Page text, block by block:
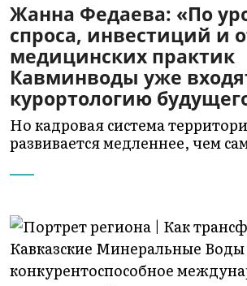
Жанна Федаева: «По
спроса, инвестиций и
медицинских практик
Кавминводы уже
курортологию
Но кадровая система
развивается медленнее, чем